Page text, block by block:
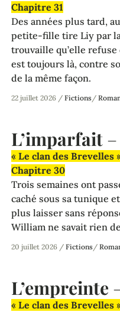
22 juillet 2026 / Fictions/
Chapitre 31
Des années plus tard,
petite-fille tire Liy par
trouvaille qu’elle
est toujours là, contre
de la même façon.
L’imparfait –
20 juillet 2026 / Fictions/
« Le clan des Brevelles
Chapitre 30
Trois semaines ont
caché sous sa tunique
plus laisser sans
William ne savait rien
L’empreinte
« Le clan des Brevelles